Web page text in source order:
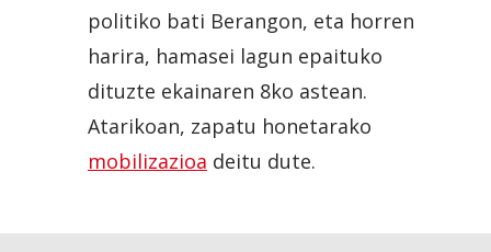
politiko bati Berangon, eta horren
harira, hamasei lagun epaituko
dituzte ekainaren 8ko astean.
Atarikoan, zapatu honetarako
mobilizazioa deitu dute.